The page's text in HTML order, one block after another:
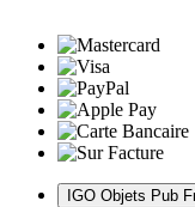
IGO Objets Pub